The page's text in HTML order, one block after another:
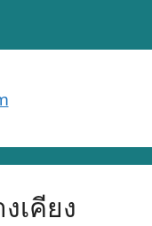
เคียง